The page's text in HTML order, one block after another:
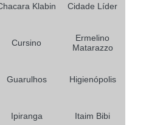
Klabin Cidade Líder
Cursino
Ermelino
Matarazzo
Guarulhos Higienópolis
Ipiranga Itaim Bibi